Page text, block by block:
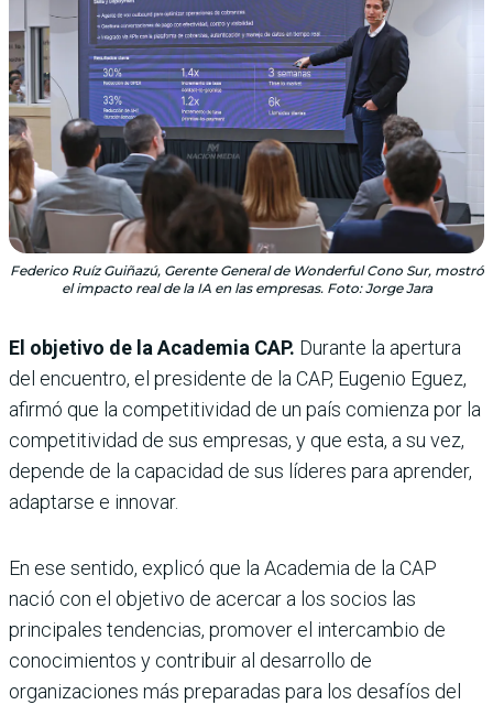
Federico Ruíz Guiñazú, Gerente General de Wonderful Cono Sur, mostró
el impacto real de la IA en las empresas. Foto: Jorge Jara
El objetivo de la Academia CAP. Durante la apertura
del encuentro, el presidente de la CAP, Eugenio Eguez,
afirmó que la competitividad de un país comienza por la
competitividad de sus empresas, y que esta, a su vez,
depende de la capacidad de sus líderes para aprender,
adaptarse e innovar.
En ese sentido, explicó que la Academia de la CAP
nació con el objetivo de acercar a los socios las
principales tendencias, promover el intercambio de
conocimientos y contribuir al desarrollo de
organizaciones más preparadas para los desafíos del